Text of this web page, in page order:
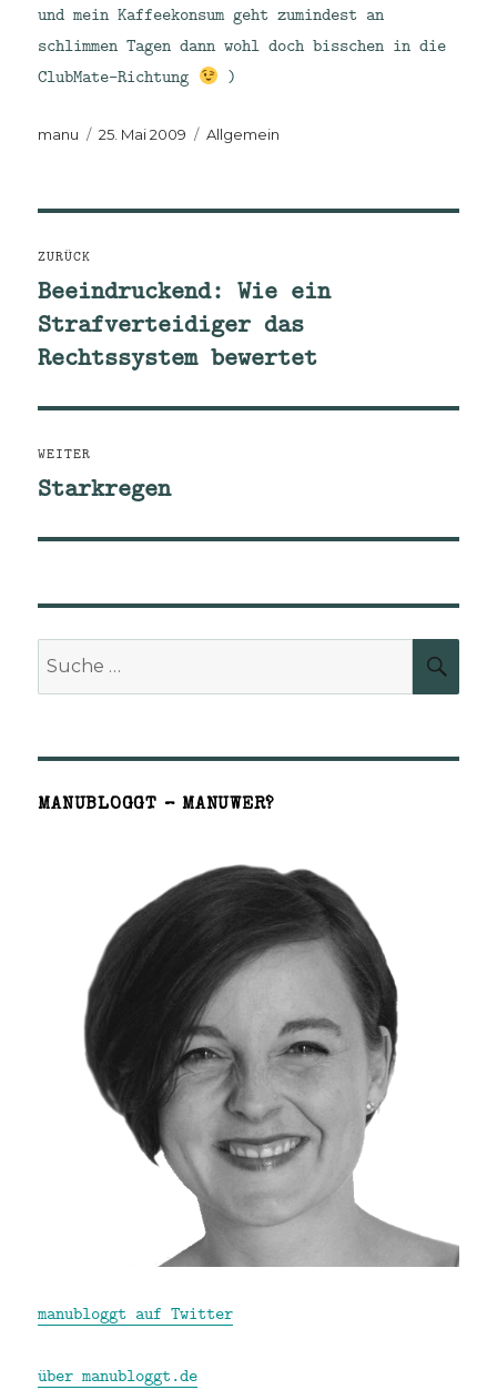
und mein Kaffeekonsum geht zumindest an
schlimmen Tagen dann wohl doch bisschen in die
ClubMate-Richtung
)
Autor
manu
Veröffentlicht
25. Mai 2009 Kategorien
Allgemein
ZURÜCK
Vorheriger
Beitrag:
Beeindruckend: Wie ein
Strafverteidiger das
Rechtssystem bewertet
WEITER
Nächster
Starkregen
MANUBLOGGT – MANUWER?
manubloggt auf Twitter
über manubloggt.de